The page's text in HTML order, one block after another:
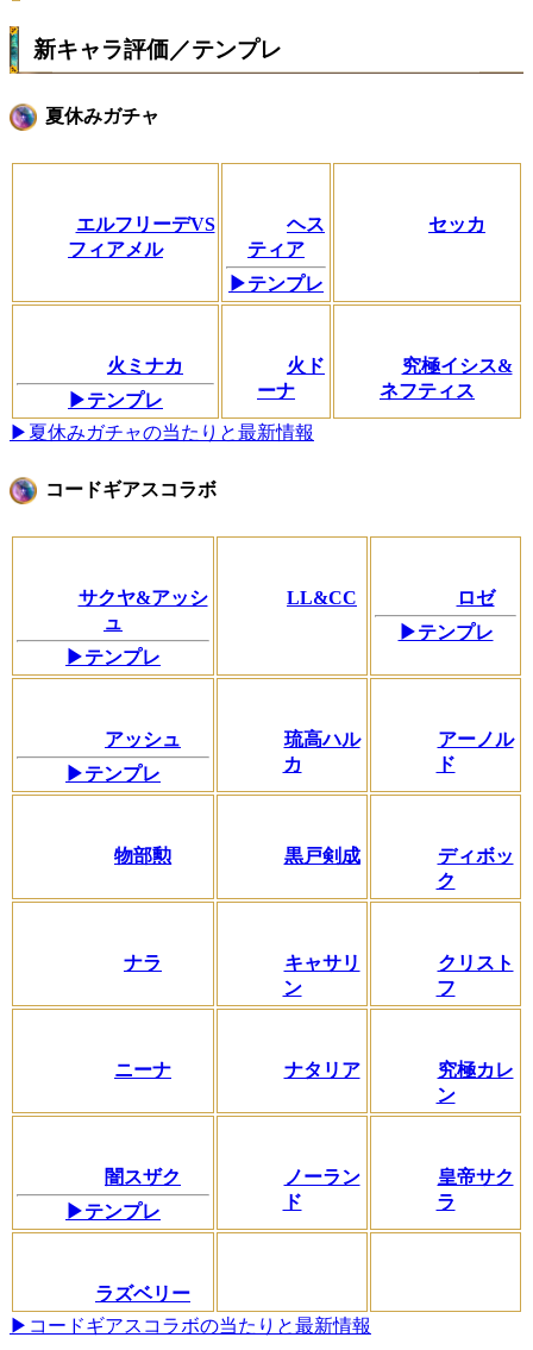
新キャラ評価／テンプレ
夏休みガチャ
エルフリーデVS
フィアメル
ヘス
ティア
▶テンプレ
セッカ
火ミナカ
▶テンプレ
火ド
ーナ
究極イシス&
ネフティス
▶夏休みガチャの当たりと最新情報
コードギアスコラボ
サクヤ&アッシ
ュ
▶テンプレ
LL&CC
ロゼ
▶テンプレ
アッシュ
▶テンプレ
琉高ハル
カ
アーノル
ド
物部勲 黒戸剣成
ディボッ
ク
ナラ
キャサリ
ン
クリスト
フ
ニーナ ナタリア
究極カレ
ン
闇スザク
▶テンプレ
ノーラン
ド
皇帝サク
ラ
ラズベリー
▶コードギアスコラボの当たりと最新情報